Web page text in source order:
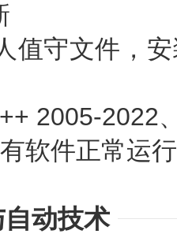
守文件，安
2005-2022
软件正常运行
动技术